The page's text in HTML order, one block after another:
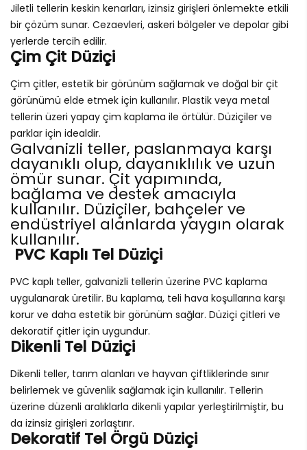
Jiletli tellerin keskin kenarları, izinsiz girişleri önlemekte etkili
bir çözüm sunar. Cezaevleri, askeri bölgeler ve depolar gibi
yerlerde tercih edilir.
Çim Çit Düziçi
Çim çitler, estetik bir görünüm sağlamak ve doğal bir çit
görünümü elde etmek için kullanılır. Plastik veya metal
tellerin üzeri yapay çim kaplama ile örtülür. Düziçiler ve
parklar için idealdir.
Galvanizli teller, paslanmaya karşı
dayanıklı olup, dayanıklılık ve uzun
ömür sunar. Çit yapımında,
bağlama ve destek amacıyla
kullanılır. Düziçiler, bahçeler ve
endüstriyel alanlarda yaygın olarak
kullanılır.
PVC Kaplı Tel Düziçi
PVC kaplı teller, galvanizli tellerin üzerine PVC kaplama
uygulanarak üretilir. Bu kaplama, teli hava koşullarına karşı
korur ve daha estetik bir görünüm sağlar. Düziçi çitleri ve
dekoratif çitler için uygundur.
Dikenli Tel Düziçi
Dikenli teller, tarım alanları ve hayvan çiftliklerinde sınır
belirlemek ve güvenlik sağlamak için kullanılır. Tellerin
üzerine düzenli aralıklarla dikenli yapılar yerleştirilmiştir, bu
da izinsiz girişleri zorlaştırır.
Dekoratif Tel Örgü Düziçi